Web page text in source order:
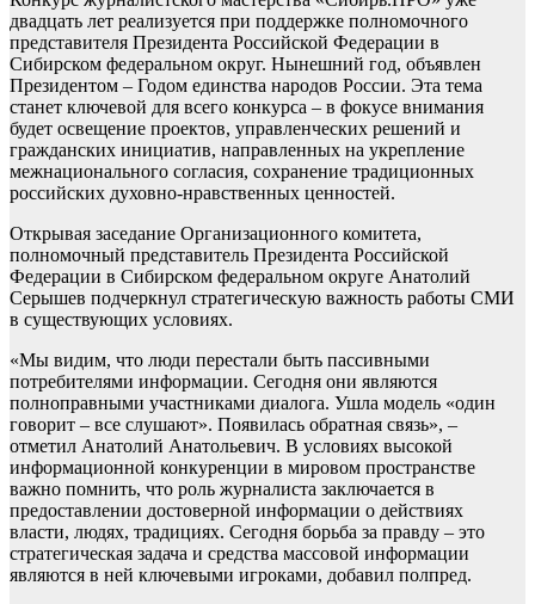
двадцать лет реализуется при поддержке полномочного
представителя Президента Российской Федерации в
Сибирском федеральном округ. Нынешний год, объявлен
Президентом – Годом единства народов России. Эта тема
станет ключевой для всего конкурса – в фокусе внимания
будет освещение проектов, управленческих решений и
гражданских инициатив, направленных на укрепление
межнационального согласия, сохранение традиционных
российских духовно-нравственных ценностей.
Открывая заседание Организационного комитета,
полномочный представитель Президента Российской
Федерации в Сибирском федеральном округе Анатолий
Серышев подчеркнул стратегическую важность работы СМИ
в существующих условиях.
«Мы видим, что люди перестали быть пассивными
потребителями информации. Сегодня они являются
полноправными участниками диалога. Ушла модель «один
говорит – все слушают». Появилась обратная связь», –
отметил Анатолий Анатольевич. В условиях высокой
информационной конкуренции в мировом пространстве
важно помнить, что роль журналиста заключается в
предоставлении достоверной информации о действиях
власти, людях, традициях. Сегодня борьба за правду – это
стратегическая задача и средства массовой информации
являются в ней ключевыми игроками, добавил полпред.